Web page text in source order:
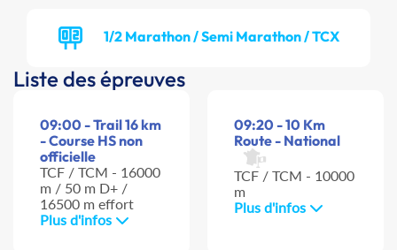
1/2 Marathon / Semi Marathon / TCX
Liste des épreuves
09:00 - Trail 16 km
- Course HS non
officielle
TCF / TCM - 16000
m / 50 m D+ /
16500 m effort
Plus d'infos
09:20 - 10 Km
Route - National
TCF / TCM - 10000
m
Plus d'infos